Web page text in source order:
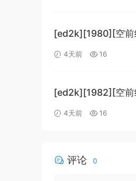
[ed2k][1980][空前
劳埃德·布里吉斯
4天前 16
[ed2k][1982][空前
哈格蒂/罗伯特·海
4天前 16
评论 0